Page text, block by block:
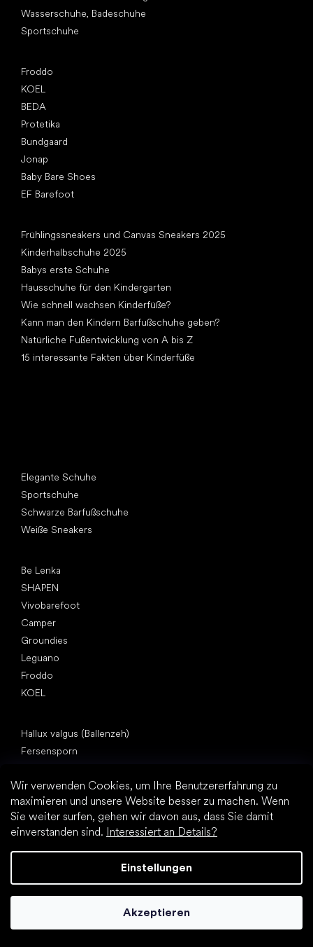
Wir verwenden Cookies, um Ihre Benutzererfahrung zu
maximieren und unsere Website besser zu machen. Wenn
Sie weiter surfen, gehen wir davon aus, dass Sie damit
einverstanden sind. Interessiert an Details?
Einstellungen
Akzeptieren
Wasserschuhe, Badeschuhe
Sportschuhe
Froddo
KOEL
BEDA
Protetika
Bundgaard
Jonap
Baby Bare Shoes
EF Barefoot
Frühlingssneakers und Canvas Sneakers 2025
Kinderhalbschuhe 2025
Babys erste Schuhe
Hausschuhe für den Kindergarten
Wie schnell wachsen Kinderfüße?
Kann man den Kindern Barfußschuhe geben?
Natürliche Fußentwicklung von A bis Z
15 interessante Fakten über Kinderfüße
Elegante Schuhe
Sportschuhe
Schwarze Barfußschuhe
Weiße Sneakers
Be Lenka
SHAPEN
Vivobarefoot
Camper
Groundies
Leguano
Froddo
KOEL
Hallux valgus (Ballenzeh)
Fersensporn
Flache Laufsohle vs. Absatzschuhe
Fußbewegung: barfuß vs. (Barfuß)Schuhe
Wasserfeste Barfußschuhe
Praktische Tipps zur richtigen Fußhygiene
Barfußschuhe: Alles über den Trend